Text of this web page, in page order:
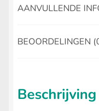
AANVULLENDE
BEOORDELINGEN
Beschrijving